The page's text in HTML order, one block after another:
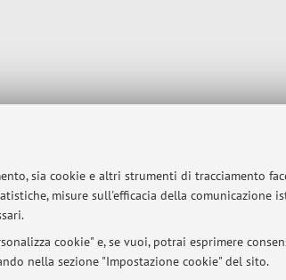
sia cookie e altri strumenti di tracciamento
misure sull'efficacia della comunicazione
cookie" e, se vuoi, potrai esprimere
nella sezione "Impostazione cookie" del sito.